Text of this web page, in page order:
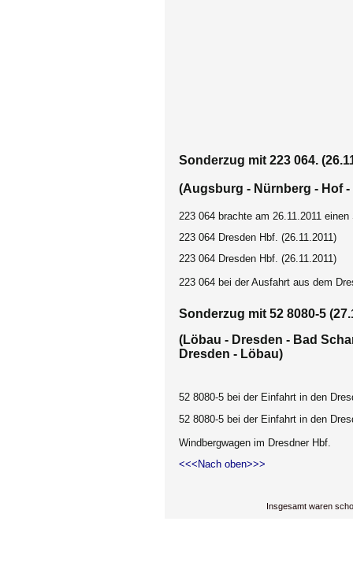
Sonderzug mit 223 064.
(Augsburg - Nürnberg - Hof
223 064 brachte am 26.11.2011
223 064 Dresden Hbf. (26.11.2011)
223 064 Dresden Hbf. (26.11.2011)
223 064 bei der Ausfahrt aus dem
Sonderzug mit 52 8080-5
(Löbau - Dresden - Bad
Dresden - Löbau)
52 8080-5 bei der Einfahrt in den
52 8080-5 bei der Einfahrt in den
Windbergwagen im Dresdner Hbf.
<<<Nach oben>>>
Insgesamt waren